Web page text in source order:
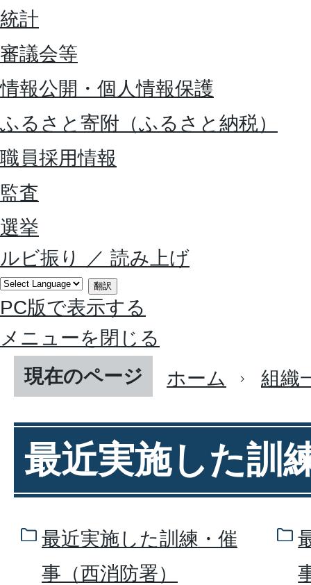
統計
審議会等
情報公開・個人情報保護
ふるさと寄附（ふるさと納税）
職員採用情報
監査
選挙
ルビ振り
／ 読み上げ
翻訳
PC版で表示する
メニューを閉じる
現在のページ
ホーム 組織
最近実施した訓
最近実施した訓練・催
事（西消防署）